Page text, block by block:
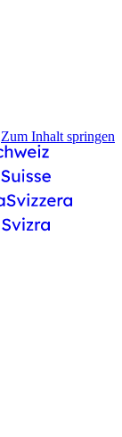
Zum Inhalt springen